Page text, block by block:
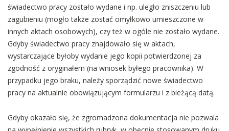
świadectwo pracy zostało wydane i np. uległo zniszczeniu lub
zagubieniu (mogło także zostać omyłkowo umieszczone w
innych aktach osobowych), czy też w ogóle nie zostało wydane.
Gdyby świadectwo pracy znajdowało się w aktach,
wystarczające byłoby wydanie jego kopii potwierdzonej za
zgodność z oryginałem (na wniosek byłego pracownika). W
przypadku jego braku, należy sporządzić nowe świadectwo
pracy na aktualnie obowiązującym formularzu i z bieżącą datą.
Gdyby okazało się, że zgromadzona dokumentacja nie pozwala